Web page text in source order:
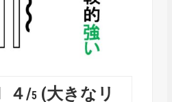
４/5 (大きなリ